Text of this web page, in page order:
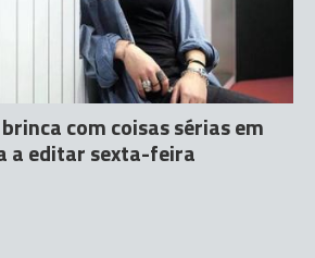
com coisas sérias em
a editar sexta-feira